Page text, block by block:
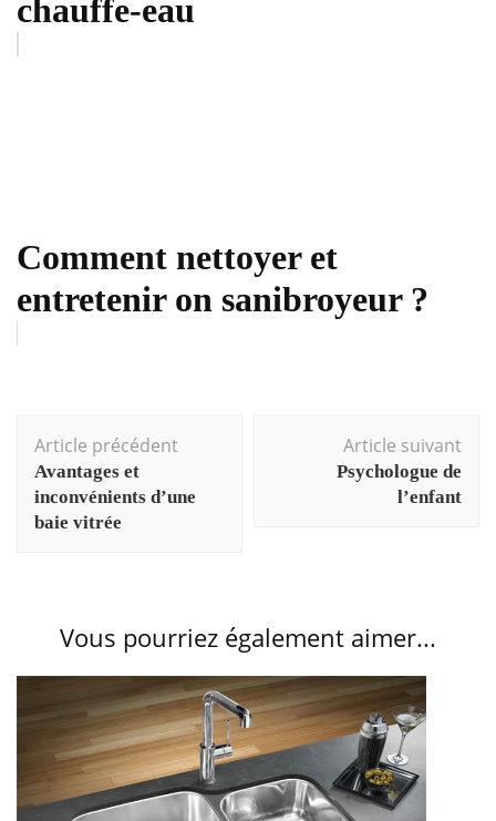
chauffe-eau
Comment nettoyer et
entretenir on sanibroyeur ?
d'article
Article précédent
Avantages et
inconvénients d’une
baie vitrée
Article suivant
Psychologue de
l’enfant
Vous pourriez également aimer...